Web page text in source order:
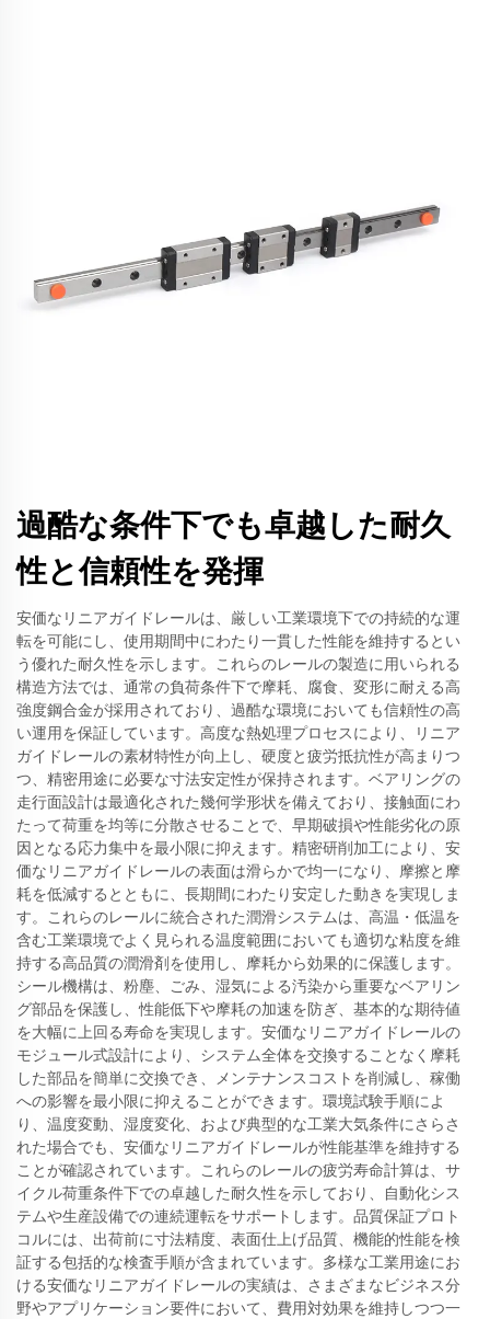
過酷な条件下でも卓越した耐久
性と信頼性を発揮
安価なリニアガイドレールは、厳しい工業環境下での持続的な運
転を可能にし、使用期間中にわたり一貫した性能を維持するとい
う優れた耐久性を示します。これらのレールの製造に用いられる
構造方法では、通常の負荷条件下で摩耗、腐食、変形に耐える高
強度鋼合金が採用されており、過酷な環境においても信頼性の高
い運用を保証しています。高度な熱処理プロセスにより、リニア
ガイドレールの素材特性が向上し、硬度と疲労抵抗性が高まりつ
つ、精密用途に必要な寸法安定性が保持されます。ベアリングの
走行面設計は最適化された幾何学形状を備えており、接触面にわ
たって荷重を均等に分散させることで、早期破損や性能劣化の原
因となる応力集中を最小限に抑えます。精密研削加工により、安
価なリニアガイドレールの表面は滑らかで均一になり、摩擦と摩
耗を低減するとともに、長期間にわたり安定した動きを実現しま
す。これらのレールに統合された潤滑システムは、高温・低温を
含む工業環境でよく見られる温度範囲においても適切な粘度を維
持する高品質の潤滑剤を使用し、摩耗から効果的に保護します。
シール機構は、粉塵、ごみ、湿気による汚染から重要なベアリン
グ部品を保護し、性能低下や摩耗の加速を防ぎ、基本的な期待値
を大幅に上回る寿命を実現します。安価なリニアガイドレールの
モジュール式設計により、システム全体を交換することなく摩耗
した部品を簡単に交換でき、メンテナンスコストを削減し、稼働
への影響を最小限に抑えることができます。環境試験手順によ
り、温度変動、湿度変化、および典型的な工業大気条件にさらさ
れた場合でも、安価なリニアガイドレールが性能基準を維持する
ことが確認されています。これらのレールの疲労寿命計算は、サ
イクル荷重条件下での卓越した耐久性を示しており、自動化シス
テムや生産設備での連続運転をサポートします。品質保証プロト
コルには、出荷前に寸法精度、表面仕上げ品質、機能的性能を検
証する包括的な検査手順が含まれています。多様な工業用途にお
ける安価なリニアガイドレールの実績は、さまざまなビジネス分
野やアプリケーション要件において、費用対効果を維持しつつ一